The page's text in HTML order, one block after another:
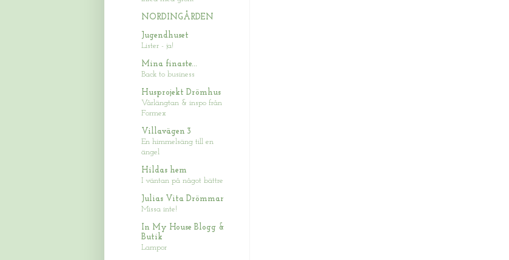
NORDINGÅRDEN
Jugendhuset
Lister - ja!
Mina finaste...
Back to business
Husprojekt Drömhus
Vårlängtan & inspo från
Formex
Villavägen 3
En himmelsäng till en
ängel
Hildas hem
I väntan på något bättre
Julias Vita Drömmar
Missa inte!
In My House Blogg &
Butik
Lampor